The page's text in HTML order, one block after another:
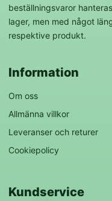
beställningsvaror
lager, men med något
respektive produkt.
Information
Om oss
Allmänna villkor
Leveranser och returer
Cookiepolicy
Kundservice